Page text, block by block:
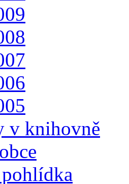
v knihovně